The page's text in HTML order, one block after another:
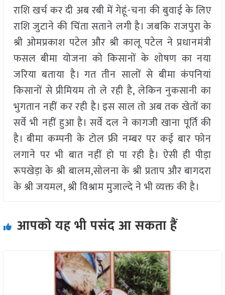
राशि खर्च कर दी अब रबी में गेहूं-चना की बुवाई के लिए
राशि जुटाने की चिंता सताने लगी है। जबकि राजपुरा के
श्री ओमप्रकाश पटेल और श्री कालू पटेल ने प्रधानमंत्री
फसल बीमा योजना को किसानों के शोषण का नया
जरिया बताया है। गत तीन सालों से बीमा कंपनियां
किसानों से प्रीमियम तो ले रही है, लेकिन नुकसानी का
भुगतान नहीं कर रही है। इस साल तो अब तक खेतों का
सर्वे भी नहीं हुआ है। सर्वे दल ने कागजी खाना पूर्ति की
है। बीमा कम्पनी के टोल फ्री नम्बर पर कई बार फोन
लगाने पर भी बात नहीं हो पा रही है। ऐसी ही पीड़ा
रूपखेड़ा के श्री बालम,सोलना के श्री प्रताप और बागदरा
के श्री जयमल, श्री विश्राम मुजाल्दे ने भी व्यक्त की है।
आपको यह भी पसंद आ सकता हैं